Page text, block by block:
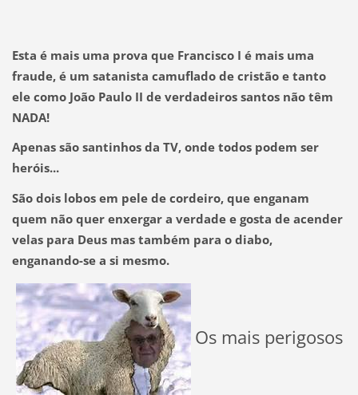
Esta é mais uma prova que Francisco I é mais uma
fraude, é um satanista camuflado de cristão e tanto
ele como João Paulo II de verdadeiros santos não têm
NADA!
Apenas são santinhos da TV, onde todos podem ser
heróis...
São dois lobos em pele de cordeiro, que enganam
quem não quer enxergar a verdade e gosta de acender
velas para Deus mas também para o diabo,
enganando-se a si mesmo.
Os mais perigosos